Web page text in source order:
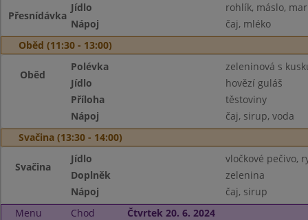
Přesnídávka
Jídlo
rohlík, máslo,
Nápoj
čaj, mléko
Oběd (11:30 - 13:00)
Oběd
Polévka
zeleninová s
Jídlo
hovězí guláš
Příloha
těstoviny
Nápoj
čaj, sirup, voda
Svačina (13:30 - 14:00)
Svačina
Jídlo
vločkové pečivo,
Doplněk
zelenina
Nápoj
čaj, sirup
Menu
Chod
Čtvrtek 20. 6. 2024